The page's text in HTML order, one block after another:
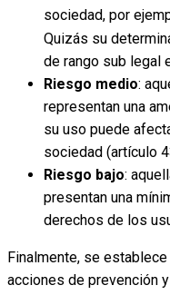
sociedad, por
Quizás su
de rango sub legal
Riesgo medio:
representan una
su uso puede
sociedad (artículo
Riesgo bajo:
presentan una
derechos de los
Finalmente, se
acciones de prevención